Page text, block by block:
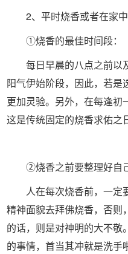
2、平时烧香或者在家中
①烧香的最佳时间段：
每日早晨的八点之前以
阳气伊始阶段，因此，若是
更加灵验。另外，在每逢初
这是传统固定的烧香求佑之
②烧香之前要整理好自己
人在每次烧香前，一定
精神面貌去拜佛烧香，否则
的话，则是对神明的大不敬
的事情，首当其冲就是洗手